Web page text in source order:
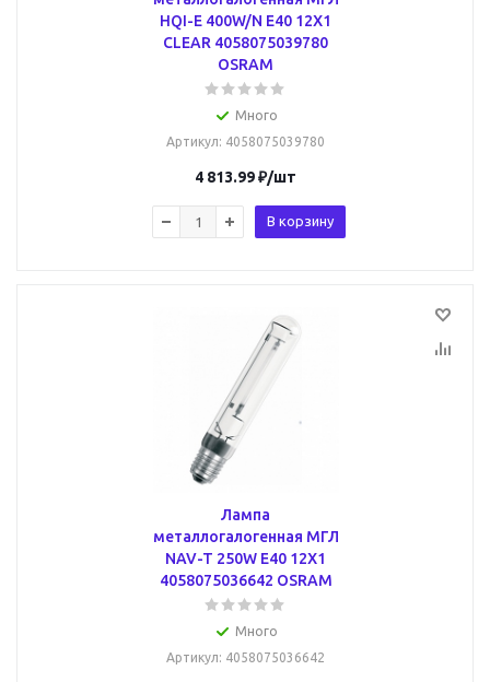
HQI-E 400W/N E40 12X1
CLEAR 4058075039780
OSRAM
Много
Артикул: 4058075039780
4 813.99₽/шт
В корзину
Лампа
металлогалогенная МГЛ
NAV-T 250W E40 12X1
4058075036642 OSRAM
Много
Артикул: 4058075036642